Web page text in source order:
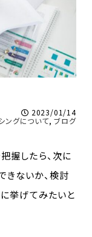
2023/01/14
ングについて,ブログ
握したら、次に
きないか、検討
に挙げてみたいと